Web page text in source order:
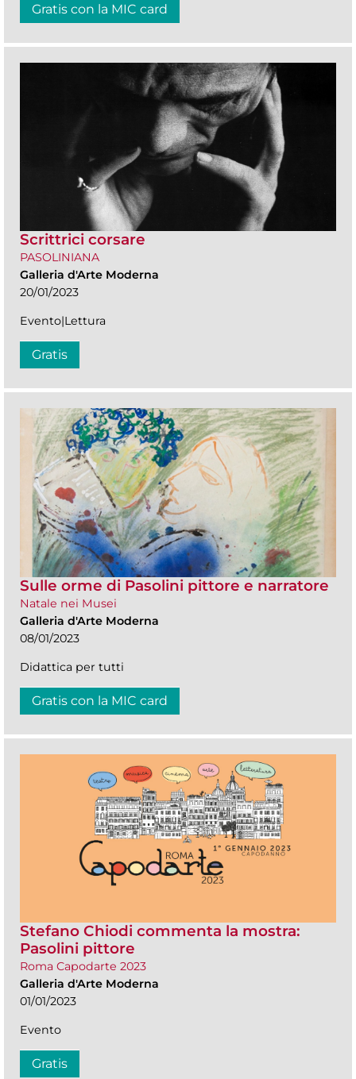
Gratis con la MIC card
Scrittrici corsare
PASOLINIANA
Galleria d'Arte Moderna
20/01/2023
Evento|Lettura
Gratis
Sulle orme di Pasolini pittore e narratore
Natale nei Musei
Galleria d'Arte Moderna
08/01/2023
Didattica per tutti
Gratis con la MIC card
Stefano Chiodi commenta la mostra:
Pasolini pittore
Roma Capodarte 2023
Galleria d'Arte Moderna
01/01/2023
Evento
Gratis